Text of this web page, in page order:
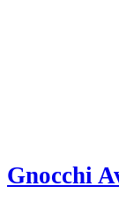
Gnocchi